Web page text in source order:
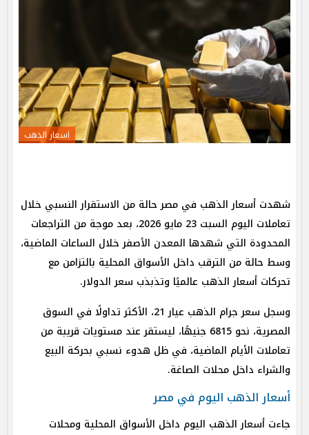
اسعار الذهب
شهدت أسعار الذهب في مصر حالة من الاستقرار النسبي خلال
تعاملات اليوم السبت 23 مايو 2026، بعد موجة من التراجعات
المحدودة التي شهدها المعدن الأصفر خلال الساعات الماضية،
وسط حالة من الترقب داخل الأسواق المحلية بالتزامن مع
تحركات أسعار الذهب عالميًا وتذبذب سعر الدولار.
وسجل سعر جرام الذهب عيار 21، الأكثر تداولًا في السوق
المصرية، نحو 6815 جنيهًا، ليستقر عند مستويات قريبة من
تعاملات الأيام الماضية، في ظل هدوء نسبي بحركة البيع
والشراء داخل محلات الصاغة.
أسعار الذهب اليوم في مصر
جاءت أسعار الذهب اليوم داخل الأسواق المحلية ومحلات